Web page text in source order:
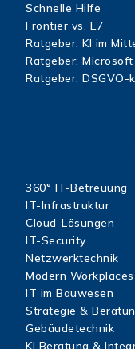
Schnelle Hilfe
Frontier vs. E7
Ratgeber: KI im
Ratgeber:
Ratgeber: DSGVO-
360° IT-Betreuung
IT-Infrastruktur
Cloud-Lösungen
IT-Security
Netzwerktechnik
Modern Workplaces
IT im Bauwesen
Strategie &
Gebäudetechnik
KI Beratung &